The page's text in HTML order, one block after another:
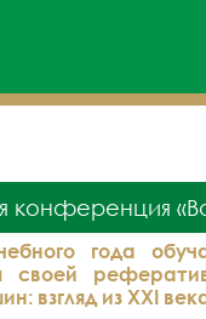
конференция
года
своей
взгляд из ХХI